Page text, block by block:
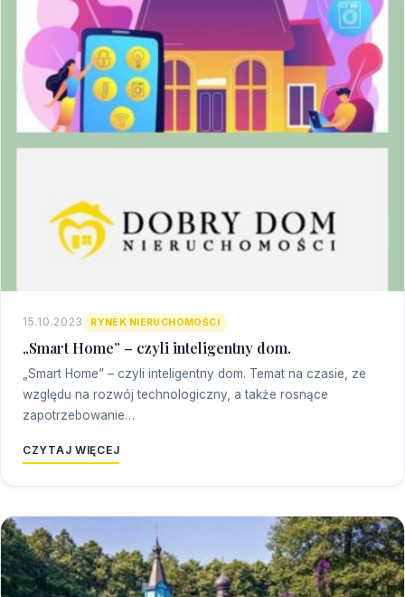
15.10.2023 RYNEK NIERUCHOMOŚCI
„Smart Home” – czyli inteligentny dom.
„Smart Home” – czyli inteligentny dom. Temat na czasie, ze
względu na rozwój technologiczny, a także rosnące
zapotrzebowanie…
CZYTAJ WIĘCEJ